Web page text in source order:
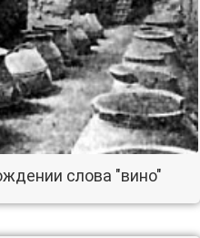
слова "вино"